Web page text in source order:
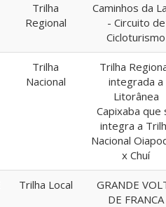
Trilha
Regional
Caminhos da
- Circuito de
Cicloturismo
Trilha
Nacional
Trilha
integrada a
Litorânea
Capixaba que
integra a
Nacional
x Chuí
Trilha Local
GRANDE
DE FRANCA